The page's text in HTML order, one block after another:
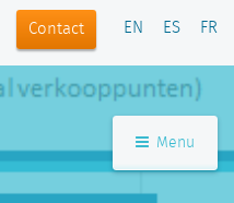
Contact EN ES FR
Menu